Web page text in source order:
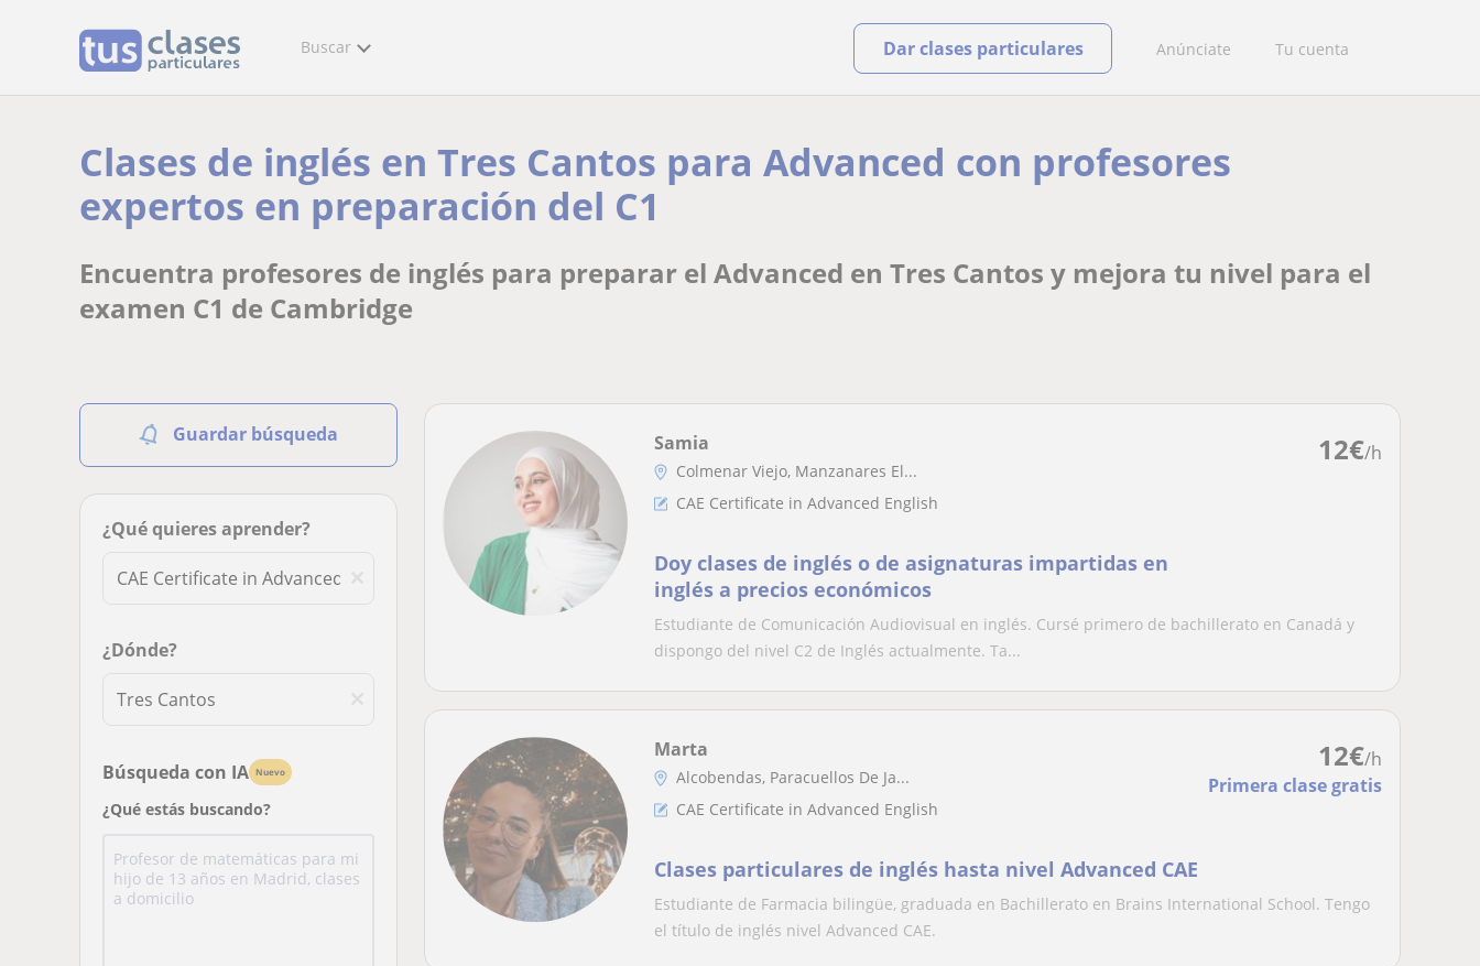
Buscar Anúnciate Tu cuenta
Dar clases particulares
Clases de inglés en Tres Cantos para Advanced con profesores
expertos en preparación del C1
Encuentra profesores de inglés para preparar el Advanced en Tres Cantos y mejora tu nivel para el
examen C1 de Cambridge
Guardar búsqueda
¿Qué quieres aprender?
¿Dónde?
Búsqueda con IA Nuevo
¿Qué estás buscando?
12€/h
Samia
Colmenar Viejo, Manzanares El...
CAE Certificate in Advanced English
Doy clases de inglés o de asignaturas impartidas en
inglés a precios económicos
Estudiante de Comunicación Audiovisual en inglés. Cursé primero de bachillerato en Canadá y
dispongo del nivel C2 de Inglés actualmente. Ta...
12€/h
Primera clase gratis
Marta
Alcobendas, Paracuellos De Ja...
CAE Certificate in Advanced English
Clases particulares de inglés hasta nivel Advanced CAE
Estudiante de Farmacia bilingüe, graduada en Bachillerato en Brains International School. Tengo
el título de inglés nivel Advanced CAE.